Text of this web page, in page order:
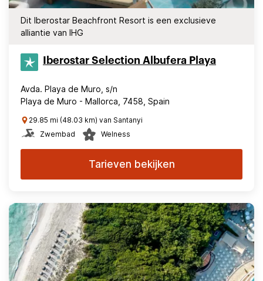
Dit Iberostar Beachfront Resort is een exclusieve
alliantie van IHG
Iberostar Selection​ Albufera Playa
Avda. Playa de Muro, s/n
Playa de Muro - Mallorca, 7458, Spain
29.85 mi (48.03 km) van Santanyi
Zwembad
Welness
Tarieven bekijken